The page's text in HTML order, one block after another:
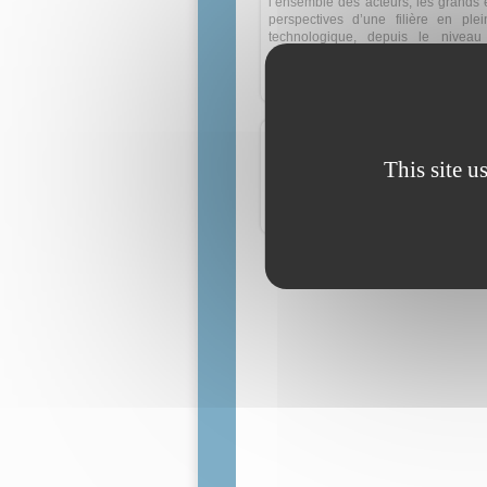
perspectives d’une filière en
technologique, depuis le niveau
niveau 1.
Les génies de la construction
Toutes les
This site